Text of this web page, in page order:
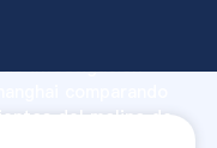
investigación
del molino de